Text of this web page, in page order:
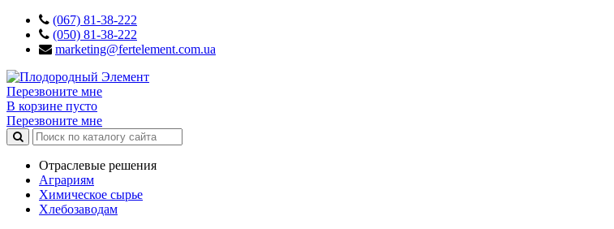
(067) 81-38-222
(050) 81-38-222
marketing@fertelement.com.ua
Перезвоните мне
В корзине пусто
Перезвоните мне
Отраслевые решения
Аграриям
Химическое сырье
Хлебозаводам